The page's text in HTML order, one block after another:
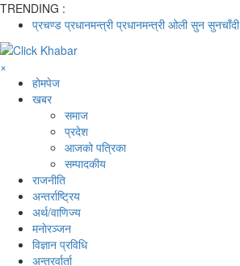
TRENDING :
प्रचण्ड प्रधानमन्त्री प्रधानमन्त्री ओली सुन सुनचाँदी
×
होमपेज
खबर
समाज
प्रदेश
आजको पत्रिका
सम्पादकीय
राजनीति
अन्तर्राष्ट्रिय
अर्थ/वाणिज्य
मनाेरञ्जन
विज्ञान प्रविधि
अन्तरर्वार्ता